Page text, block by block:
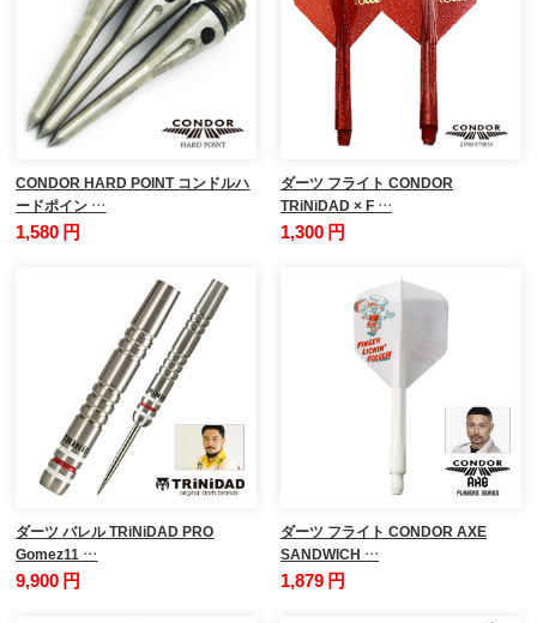
CONDOR HARD POINT コンドルハ
ードポイン …
1,580 円
ダーツ フライト CONDOR
TRiNiDAD × F …
1,300 円
ダーツ バレル TRiNiDAD PRO
Gomez11 …
9,900 円
ダーツ フライト CONDOR AXE
SANDWICH …
1,879 円